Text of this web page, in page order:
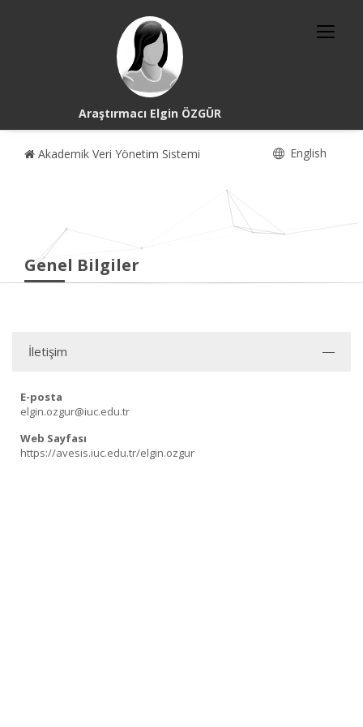
Araştırmacı Elgin ÖZGÜR
Akademik Veri Yönetim Sistemi English
Genel Bilgiler
İletişim
E-posta
elgin.ozgur@iuc.edu.tr
Web Sayfası
https://avesis.iuc.edu.tr/elgin.ozgur